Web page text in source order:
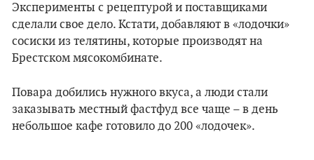
Эксперименты с рецептурой и поставщиками
сделали свое дело. Кстати, добавляют в «лодочки»
сосиски из телятины, которые производят на
Брестском мясокомбинате.
Повара добились нужного вкуса, а люди стали
заказывать местный фастфуд все чаще – в день
небольшое кафе готовило до 200 «лодочек».